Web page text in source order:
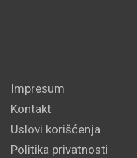
Impresum
Kontakt
Uslovi korišćenja
Politika privatnosti